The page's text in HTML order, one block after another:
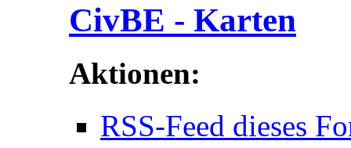
CivBE - Karten
Aktionen:
RSS-Feed dieses